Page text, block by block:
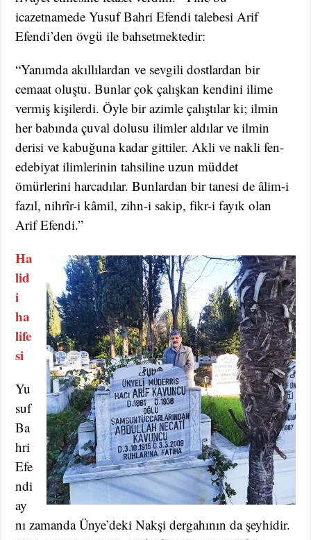
icazetnamede Yusuf Bahri Efendi talebesi Arif
Efendi’den övgü ile bahsetmektedir:
“Yanımda akıllılardan ve sevgili dostlardan bir
cemaat oluştu. Bunlar çok çalışkan kendini ilime
vermiş kişilerdi. Öyle bir azimle çalıştılar ki; ilmin
her babında çuval dolusu ilimler aldılar ve ilmin
derisi ve kabuğuna kadar gittiler. Akli ve nakli fen-
edebiyat ilimlerinin tahsiline uzun müddet
ömürlerini harcadılar. Bunlardan bir ta­nesi de âlim-i
fazıl, nihrîr-i kâmil, zihn-i sakip, fikr-i fayık olan
Arif Efendi.”
Ha
lid
i
ha
life
si
Yu
suf
Ba
hri
Efe
ndi
ay
nı zamanda Ünye’deki Nakşi dergahının da şeyhidir.